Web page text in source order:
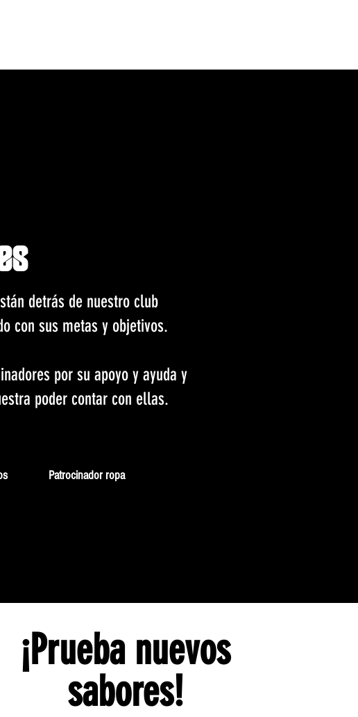
detrás de nuestro club
con sus metas y objetivos.
por su apoyo y ayuda y
poder contar con ellas.
Patrocinador ropa
¡Prueba nuevos
sabores!